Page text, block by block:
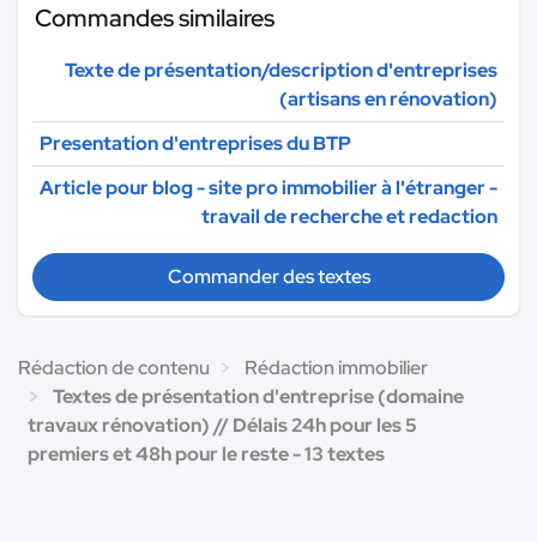
Commandes similaires
Texte de présentation/description d'entreprises
(artisans en rénovation)
Presentation d'entreprises du BTP
Article pour blog - site pro immobilier à l'étranger -
travail de recherche et redaction
Commander des textes
Rédaction de contenu
Rédaction immobilier
Textes de présentation d'entreprise (domaine
travaux rénovation) // Délais 24h pour les 5
premiers et 48h pour le reste - 13 textes